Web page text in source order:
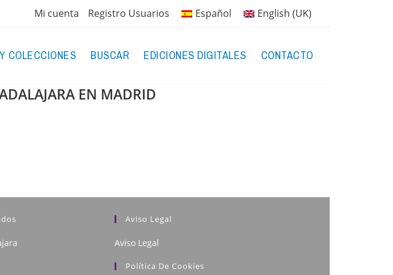
Mi cuenta Registro Usuarios Español English (UK)
COLECCIONES BUSCAR EDICIONES DIGITALES CONTACTO
EN MADRID
Aviso Legal
Aviso Legal
Política De Cookies